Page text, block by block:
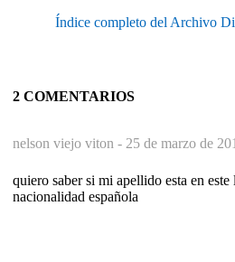
Índice completo del Archivo
2 COMENTARIOS
nelson viejo viton - 25 de marzo de
quiero saber si mi apellido esta en
nacionalidad española